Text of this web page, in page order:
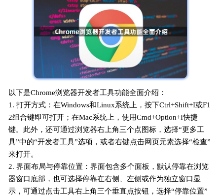
以下是Chrome浏览器开发者工具功能全面介绍：
1. 打开方式：在Windows和Linux系统上，按下Ctrl+Shift+I或F1
2组合键即可打开；在Mac系统上，使用Cmd+Option+I快捷
键。此外，还可通过浏览器右上角三个点图标，选择“更多工
具”中的“开发者工具”选项，或者右键点击网页元素选择“检查”
来打开。
2. 界面布局与停靠位置：界面包含多个面板，默认停靠在浏览
器窗口底部，也可选择停靠在右侧、左侧或作为独立窗口显
示，可通过点击工具右上角三个垂直点按钮，选择“停靠位置”